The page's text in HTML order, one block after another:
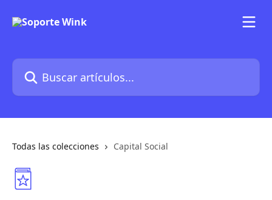
Buscar artículos...
Todas las colecciones Capital Social